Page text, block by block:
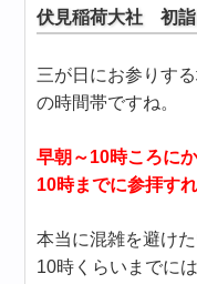
伏見稲荷大社 初
三が日にお参りす
の時間帯ですね。
早朝～10時ころに
10時までに参拝す
本当に混雑を避けた
10時くらいまでに